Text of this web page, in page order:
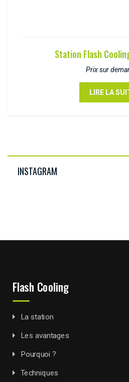
Station Flash
Prix sur
LIRE LA
INSTAGRAM
Flash Cooling
La station
Les avantages
Pourquoi ?
Techniques